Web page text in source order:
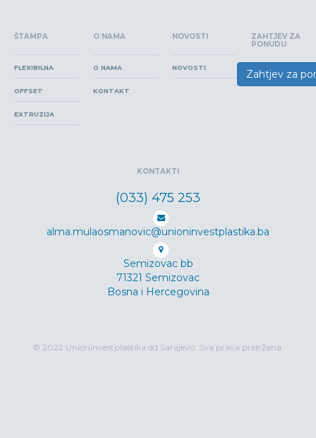
ŠTAMPA
FLEXIBILNA
OFFSET
EXTRUZIJA
O NAMA
O NAMA
KONTAKT
NOVOSTI
NOVOSTI
ZAHTJEV ZA
PONUDU
Zahtjev za
KONTAKTI
(033) 475 253
alma.mulaosmanovic@unioninvestplastika.ba
Semizovac bb
71321 Semizovac
Bosna i Hercegovina
© 2022 Unioninvestplastika dd Sarajevo. Sva prava pridržana.